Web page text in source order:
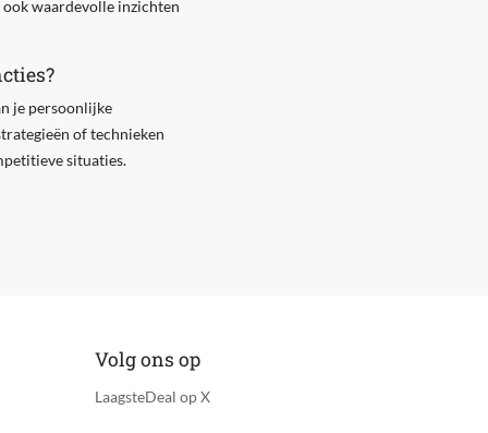
waardevolle inzichten
je persoonlijke
of technieken
situaties.
Volg ons op
LaagsteDeal op X